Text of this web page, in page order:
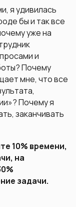
я удивилась
бы и так все
уже на
и
Почему
мне, что все
Почему я
заканчивать
10% времени,
на
задачи.